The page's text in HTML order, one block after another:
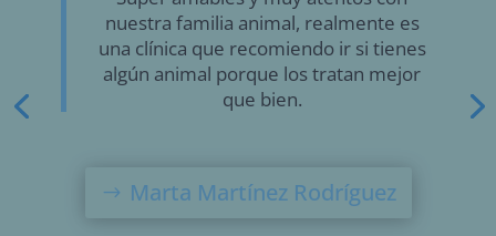
Agradable tanto para perros como
humanos. El trato excelente y la
atención clínica de 10. Sin duda un sitio
ideal para llevar a tu mascota a revisión.
Melanie Rodriguez Artes